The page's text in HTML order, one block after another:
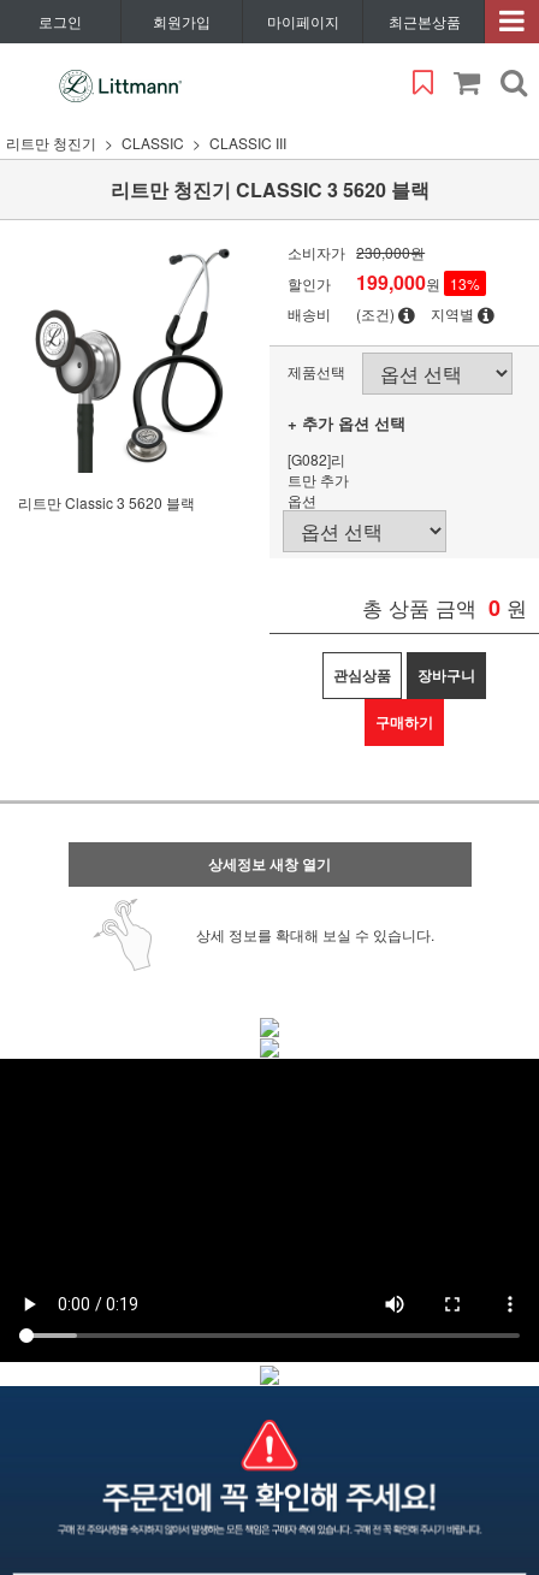
로그인 회원가입 마이페이지 최근본상품
리트만 청진기 CLASSIC CLASSIC III
리트만 청진기 CLASSIC 3 5620 블랙
리트만 Classic 3 5620 블랙
소비자가 230,000원
할인가
199,000원 13%
배송비
(조건) 지역별
제품선택
+ 추가 옵션 선택
[G082]리
트만 추가
옵션
총 상품 금액 0 원
관심상품 장바구니
구매하기
상세정보 새창 열기
상세 정보를 확대해 보실 수 있습니다.